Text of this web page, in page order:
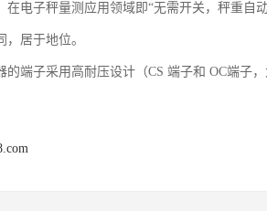
在电子秤量测应用领域即“无需开关，秤重自
，居于地位。
的端子采用高耐压设计（CS 端子和 OC端子，